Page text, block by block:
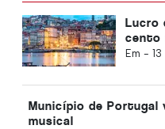
Lucro
cento
Em -
Município de Portugal
musical